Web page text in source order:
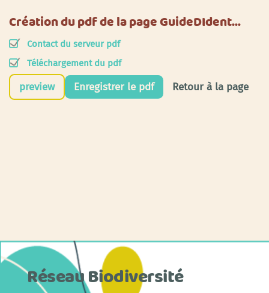
Création du pdf de la page GuideDIdent…
Contact du serveur pdf
Téléchargement du pdf
preview Enregistrer le pdf Retour à la page
Réseau Biodiversité